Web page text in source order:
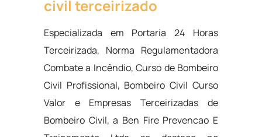
civil terceirizado
Especializada em Portaria 24 Horas
Terceirizada, Norma Regulamentadora
Combate a Incêndio, Curso de Bombeiro
Civil Profissional, Bombeiro Civil Curso
Valor e Empresas Terceirizadas de
Bombeiro Civil, a Ben Fire Prevencao E